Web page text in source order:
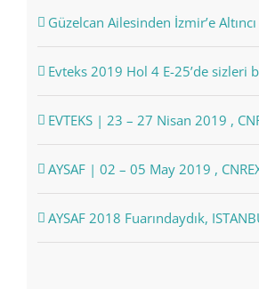
Güzelcan Ailesinden İzmir’e
Evteks 2019 Hol 4 E-25’de sizleri
EVTEKS | 23 – 27 Nisan 2019 ,
AYSAF | 02 – 05 May 2019 ,
AYSAF 2018 Fuarındaydık,